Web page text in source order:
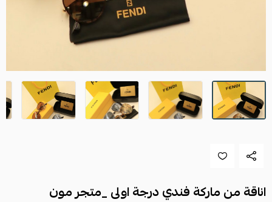
اناقة من ماركة فندي درجة اولى _متجر مون